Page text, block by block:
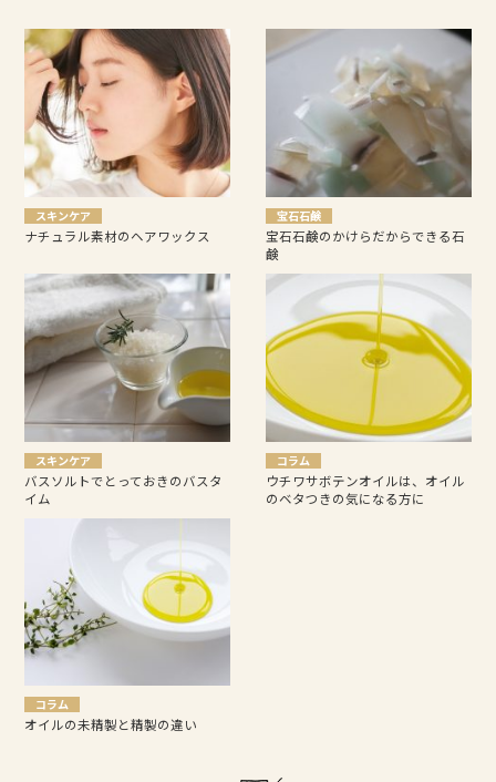
スキンケア
ナチュラル素材のヘアワックス
宝石石鹸
宝石石鹸のかけらだからできる石
鹸
スキンケア
バスソルトでとっておきのバスタ
イム
コラム
ウチワサボテンオイルは、オイル
のベタつきの気になる方に
コラム
オイルの未精製と精製の違い